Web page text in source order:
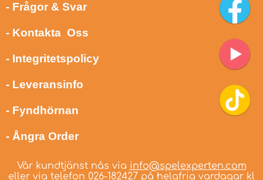
- Frågor & Svar
- Kontakta Oss
- Integritetspolicy
- Leveransinfo
- Fyndhörnan
- Ångra Order
Vår kundtjänst nås via info@spelexperten.com
eller via telefon 026-182427 på helgfria vardagar kl